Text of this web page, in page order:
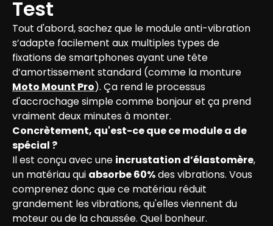
Test
Tout d'abord, sachez que le module anti-vibration
s’adapte facilement aux multiples types de
fixations de smartphones ayant une tête
d’amortissement standard (comme la monture
Moto Mount Pro). Ça rend le processus
d'accrochage simple comme bonjour et ça prend
vraiment deux minutes à monter.
Concrètement, qu'est-ce que ce module a de
spécial ?
Il est conçu avec une incrustation d’élastomère,
un matériau qui absorbe 60% des vibrations. Vous
comprenez donc que ce matériau réduit
grandement les vibrations, qu'elles viennent du
moteur ou de la chaussée. Quel bonheur.